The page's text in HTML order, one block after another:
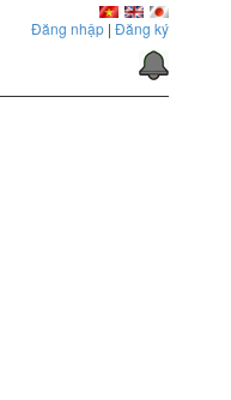
Đăng nhập | Đăng ký